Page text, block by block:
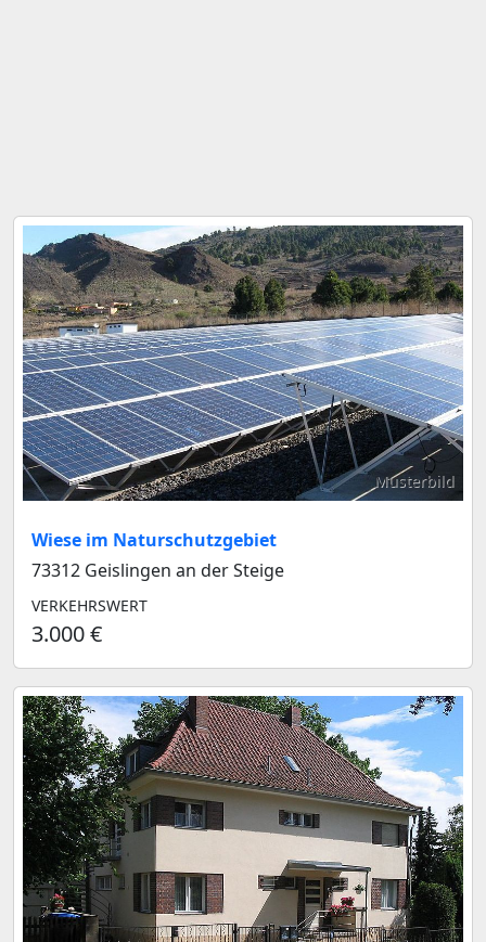
Musterbild
Wiese im Naturschutzgebiet
73312 Geislingen an der Steige
VERKEHRSWERT
3.000 €